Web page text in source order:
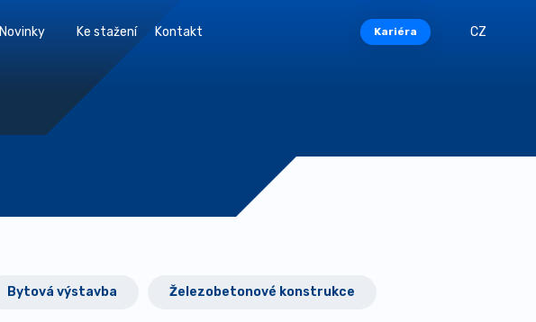
Novinky Ke stažení Kontakt Kariéra CZ
Bytová výstavba Železobetonové konstrukce